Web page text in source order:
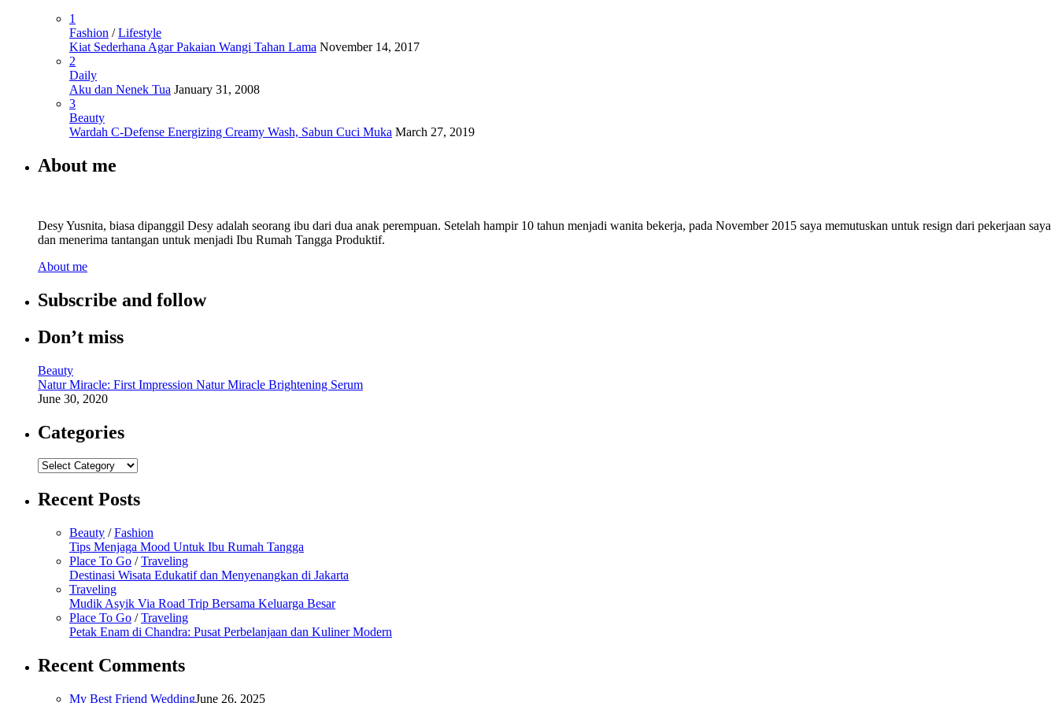
1
Fashion /Lifestyle
Kiat Sederhana Agar Pakaian Wangi Tahan Lama November 14, 2017
2
Daily
Aku dan Nenek Tua January 31, 2008
3
Beauty
Wardah C-Defense Energizing Creamy Wash, Sabun Cuci Muka March 27, 2019
About me
Desy Yusnita, biasa dipanggil Desy adalah seorang ibu dari dua anak perempuan. Setelah hampir 10 tahun menjadi wanita bekerja, pada November 2015 saya memutuskan untuk resign dari pekerjaan saya
dan menerima tantangan untuk menjadi Ibu Rumah Tangga Produktif.
About me
Subscribe and follow
Don’t miss
Beauty
Natur Miracle: First Impression Natur Miracle Brightening Serum
June 30, 2020
Categories
Categories
Recent Posts
Beauty /Fashion
Tips Menjaga Mood Untuk Ibu Rumah Tangga
Place To Go /Traveling
Destinasi Wisata Edukatif dan Menyenangkan di Jakarta
Traveling
Mudik Asyik Via Road Trip Bersama Keluarga Besar
Place To Go /Traveling
Petak Enam di Chandra: Pusat Perbelanjaan dan Kuliner Modern
Recent Comments
My Best Friend WeddingJune 26, 2025